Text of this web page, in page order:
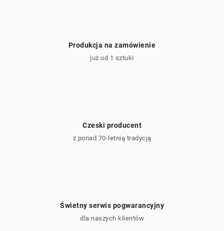
Produkcja na zamówienie
już od 1 sztuki
Czeski producent
z ponad 70-letnią tradycją
Świetny serwis pogwarancyjny
dla naszych klientów